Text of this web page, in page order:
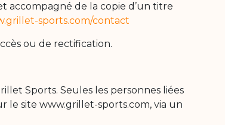
accompagné de la copie d’un titre
sports.com/contact
ou de rectification.
Sports. Seules les personnes liées
le site www.grillet-sports.com, via un